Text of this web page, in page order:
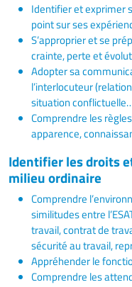
Identifier et exprimer
point sur ses
S’approprier et se
crainte, perte et
Adopter sa
l’interlocuteur
situation
Comprendre les
apparence,
Identifier les droits
milieu ordinaire
Comprendre
similitudes entre
travail, contrat de
sécurité au travail,
Appréhender le
Comprendre les